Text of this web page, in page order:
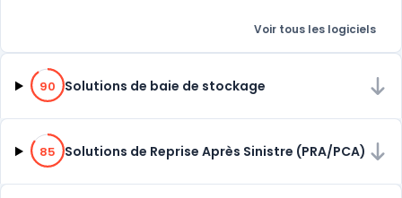
Voir tous les logiciels
90% de compatibilité
90 Solutions de baie de stockage
85% de compatibilité
85 Solutions de Reprise Après Sinistre (PRA/PCA)